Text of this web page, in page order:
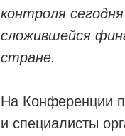
контроля
сложившейся
стране.
На Конференции
и специалисты